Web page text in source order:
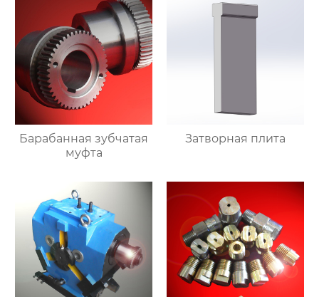
Барабанная зубчатая
муфта
Затворная плита